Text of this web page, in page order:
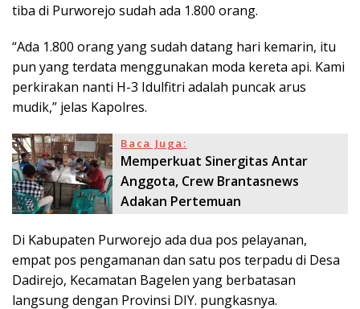
tiba di Purworejo sudah ada 1.800 orang.
“Ada 1.800 orang yang sudah datang hari kemarin, itu
pun yang terdata menggunakan moda kereta api. Kami
perkirakan nanti H-3 Idulfitri adalah puncak arus
mudik,” jelas Kapolres.
Baca Juga:
Memperkuat Sinergitas Antar
Anggota, Crew Brantasnews
Adakan Pertemuan
Di Kabupaten Purworejo ada dua pos pelayanan,
empat pos pengamanan dan satu pos terpadu di Desa
Dadirejo, Kecamatan Bagelen yang berbatasan
langsung dengan Provinsi DIY. pungkasnya.